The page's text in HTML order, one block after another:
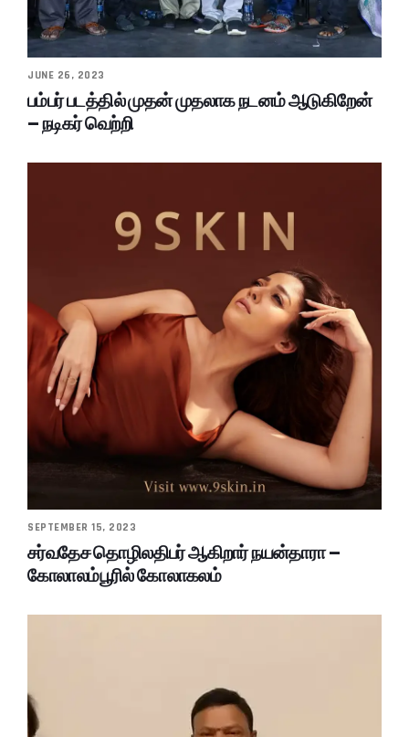
JUNE 26, 2023
பம்பர் படத்தில் முதன் முதலாக நடனம் ஆடுகிறேன்
– நடிகர் வெற்றி
SEPTEMBER 15, 2023
சர்வதேச தொழிலதிபர் ஆகிறார் நயன்தாரா –
கோலாலம்பூரில் கோலாகலம்